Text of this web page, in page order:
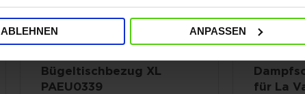
ABLEHNEN ANPASSEN
Bügeltischbezug XL
PAEU0339
für La